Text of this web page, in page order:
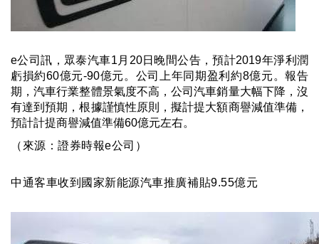
e公司訊，眾泰汽車1月20日晚間公告，預計2019年淨利潤
虧損約60億元-90億元。公司上年同期盈利約8億元。報告
期，汽車行業整體景氣度不高，公司汽車銷量大幅下降，沒
有達到預期，根據謹慎性原則，擬計提大額商譽減值準備，
預計計提商譽減值準備60億元左右。
（來源：證券時報e公司）
中通客車收到國家新能源汽車推廣補貼9.55億元